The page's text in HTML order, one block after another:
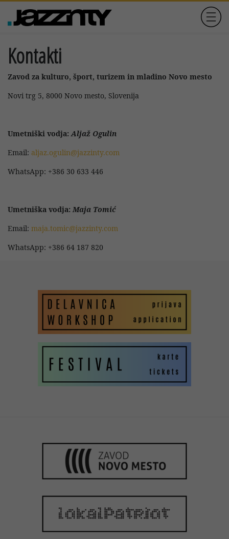
Kontakti
Zavod za kulturo, šport, turizem in mladino Novo mesto
Novi trg 5, 8000 Novo mesto, Slovenija
Umetniški vodja:Aljaž Ogulin
Email: aljaz.ogulin@jazzinty.com
WhatsApp: +386 30 633 446
Umetniška vodja: Maja Tomić
Email: maja.tomic@jazzinty.com
WhatsApp: +386 64 187 820